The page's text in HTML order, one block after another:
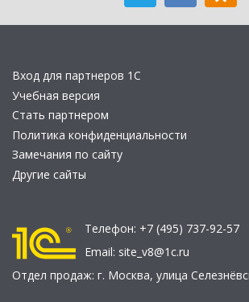
Вход для партнеров 1С
Учебная версия
Стать партнером
Политика конфиденциальности
Замечания по сайту
Другие сайты
Телефон: +7 (495) 737-92-57
Email: site_v8@1c.ru
Отдел продаж: г. Москва, улица